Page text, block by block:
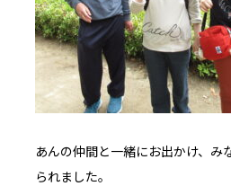
あんの仲間と一緒にお出かけ、み
られました。